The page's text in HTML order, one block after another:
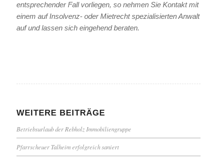
entsprechender Fall vorliegen, so nehmen Sie Kontakt mit
einem auf Insolvenz- oder Mietrecht spezialisierten Anwalt
auf und lassen sich eingehend beraten.
WEITERE BEITRÄGE
Betriebsurlaub der Rebholz Immobiliengruppe
Pfarrscheuer Talheim erfolgreich saniert